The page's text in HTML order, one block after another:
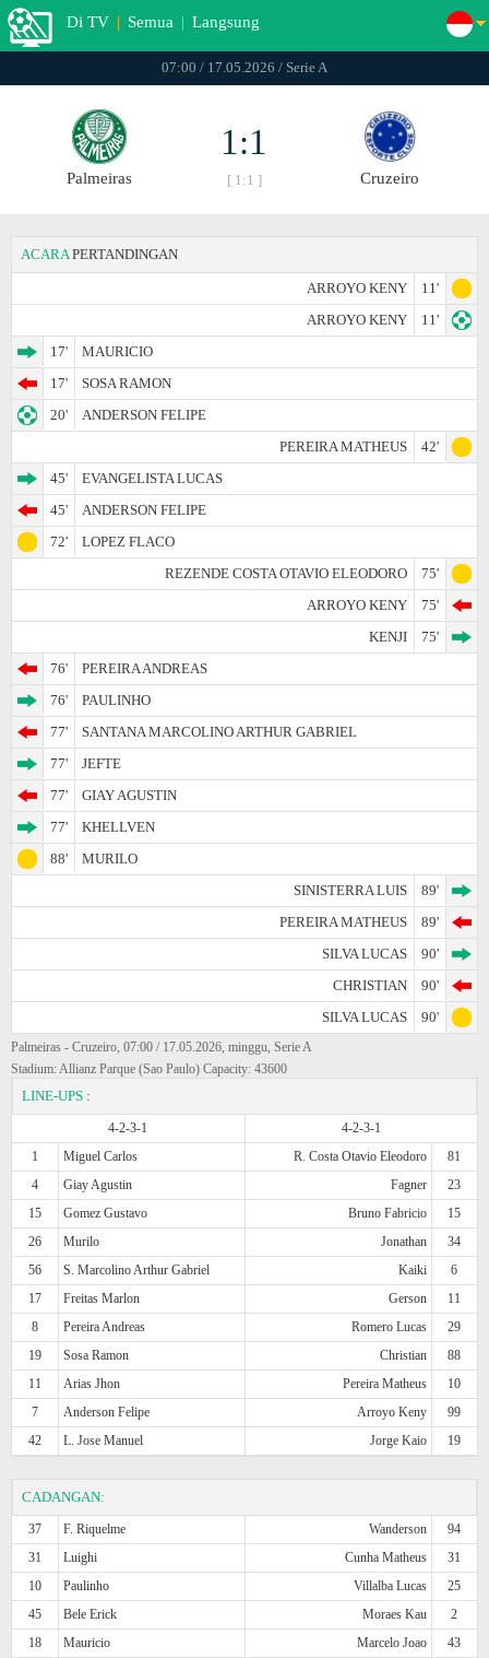
Di TV | Semua | Langsung
07:00 / 17.05.2026 / Serie A
Palmeiras
1:1
[ 1:1 ] Cruzeiro
ACARA PERTANDINGAN
ARROYO KENY
11'
ARROYO KENY
11'
17'
MAURICIO
17'
SOSA RAMON
20'
ANDERSON FELIPE
PEREIRA MATHEUS
42'
45'
EVANGELISTA LUCAS
45'
ANDERSON FELIPE
72'
LOPEZ FLACO
REZENDE COSTA OTAVIO ELEODORO
75'
ARROYO KENY
75'
KENJI
75'
76'
PEREIRA ANDREAS
76'
PAULINHO
77'
SANTANA MARCOLINO ARTHUR GABRIEL
77'
JEFTE
77'
GIAY AGUSTIN
77'
KHELLVEN
88'
MURILO
SINISTERRA LUIS
89'
PEREIRA MATHEUS
89'
SILVA LUCAS
90'
CHRISTIAN
90'
SILVA LUCAS
90'
Palmeiras - Cruzeiro, 07:00 / 17.05.2026, minggu, Serie A
Stadium: Allianz Parque (Sao Paulo) Capacity: 43600
LINE-UPS :
4-2-3-1
4-2-3-1
1
Miguel Carlos R. Costa Otavio Eleodoro
81
4
Giay Agustin Fagner
23
15
Gomez Gustavo Bruno Fabricio
15
26
Murilo Jonathan
34
56
S. Marcolino Arthur Gabriel Kaiki
6
17
Freitas Marlon Gerson
11
8
Pereira Andreas Romero Lucas
29
19
Sosa Ramon Christian
88
11
Arias Jhon Pereira Matheus
10
7
Anderson Felipe Arroyo Keny
99
42
L. Jose Manuel Jorge Kaio 19
CADANGAN:
37 F. Riquelme Wanderson
94
31
Luighi Cunha Matheus
31
10
Paulinho Villalba Lucas
25
45
Bele Erick Moraes Kau
2
18
Mauricio Marcelo Joao
43